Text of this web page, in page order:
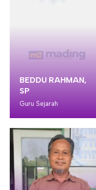
BEDDU RAHMAN,
SP
Guru Sejarah